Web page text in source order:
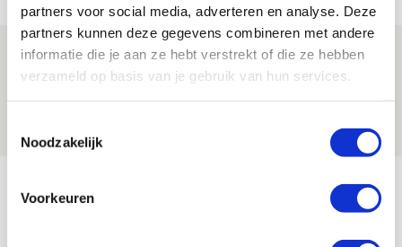
partners voor social media, adverteren en analyse. Deze
partners kunnen deze gegevens combineren met andere
informatie die je aan ze hebt verstrekt of die ze hebben
verzameld op basis van je gebruik van hun services.
Noodzakelijk
Voorkeuren
Drie dingen die je moet weten over PEC
Zwolle - Ajax
Míchels elf: met welke formatie begin